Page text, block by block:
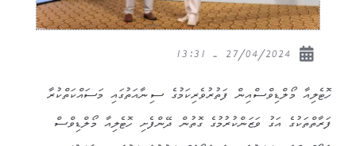
ހޮޓެލިއާ މޯލްޑިވްސްއިން ފަތުރުވެރިކަމުގެ ސިނާއަތުގައި މަސައްކަތްކުރާ
ފަރާތްތަކުގެ އަގު ވަޒަންކުރުމުގެ ގޮތުން ދޭންފެށި ހޮޓެލިއާ މޯލްޑިވްސް